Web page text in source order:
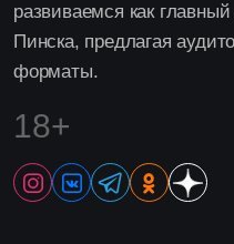
развиваемся как
Пинска, предлагая
форматы.
18+